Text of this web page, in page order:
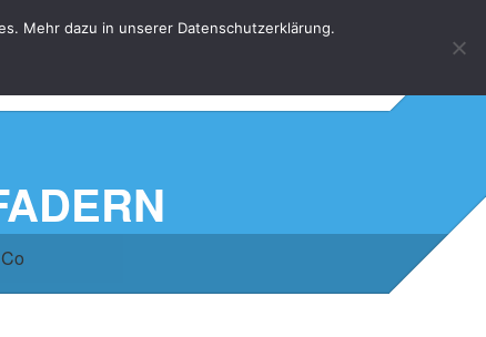
Mehr dazu in unserer Datenschutzerklärung.